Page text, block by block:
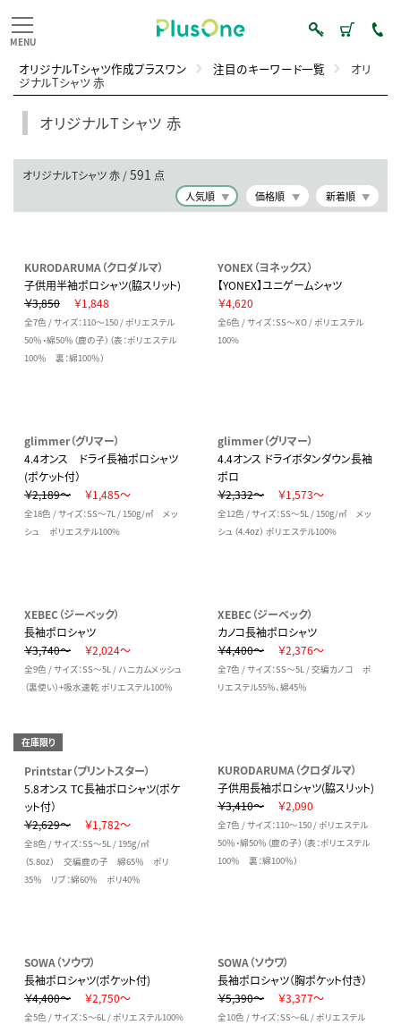
オリジナルTシャツ作成プラスワン 注目のキーワード一覧 オリ
ジナルTシャツ 赤
オリジナルTシャツ 赤
オリジナルTシャツ 赤 /591 点
人気順 価格順 新着順
KURODARUMA（クロダルマ）
子供用半袖ポロシャツ(脇スリット)
￥3,850
￥1,848
全7色 / サイズ：110～150 / ポリエステル
50％・綿50％（鹿の子）（表：ポリエステル
100％ 裏：綿100％）
YONEX（ヨネックス）
【YONEX】ユニゲームシャツ
￥4,620
全6色 / サイズ：SS～XO / ポリエステル
100%
glimmer（グリマー）
4.4オンス ドライ長袖ポロシャツ
(ポケット付）
￥2,189～
￥1,485～
全18色 / サイズ：SS～7L / 150g/㎡ メッ
シュ ポリエステル100%
glimmer（グリマー）
4.4オンス ドライボタンダウン長袖
ポロ
￥2,332～
￥1,573～
全12色 / サイズ：SS～5L / 150g/㎡ メッ
シュ（4.4oz） ポリエステル100%
XEBEC（ジーベック）
長袖ポロシャツ
￥3,740～
￥2,024～
全9色 / サイズ：SS～5L / ハニカムメッシュ
（裏使い）+吸水速乾 ポリエステル100％
XEBEC（ジーベック）
カノコ長袖ポロシャツ
￥4,400～
￥2,376～
全7色 / サイズ：SS～5L / 交編カノコ ポ
リエステル55％、綿45％
在庫限り
Printstar（プリントスター）
5.8オンス TC長袖ポロシャツ(ポケ
ット付）
￥2,629～
￥1,782～
全8色 / サイズ：SS～5L / 195g/㎡
（5.8oz） 交編鹿の子 綿65％ ポリ
35％ リブ：綿60％ ポリ40％
KURODARUMA（クロダルマ）
子供用長袖ポロシャツ(脇スリット)
￥3,410～
￥2,090
全7色 / サイズ：110～150 / ポリエステル
50％・綿50％（鹿の子）（表：ポリエステル
100％ 裏：綿100％）
SOWA（ソウワ）
長袖ポロシャツ(ポケット付)
￥4,400～
￥2,750～
全5色 / サイズ：S～6L / ポリエステル100%
SOWA（ソウワ）
長袖ポロシャツ（胸ポケット付き）
￥5,390～
￥3,377～
全10色 / サイズ：SS～6L / ポリエステル